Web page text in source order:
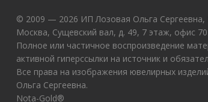
© 2009 — 2026 ИП Лозовая Ольга Сергеевна,
Москва, Сущевский вал, д. 49, 7 этаж, офис
Полное или частичное воспроизведение
активной гиперссылки на источник и
Все права на изображения ювелирных
Ольга Сергеевна.
Nota-Gold®